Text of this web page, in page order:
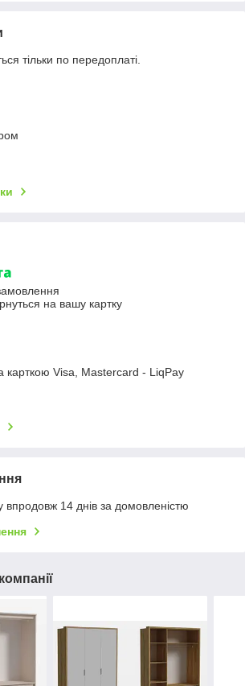
тільки по передоплаті.
на вашу картку
карткою Visa, Mastercard - LiqPay
впродовж 14 днів за домовленістю